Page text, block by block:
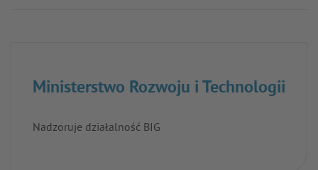
Ministerstwo Rozwoju i Technologii
Nadzoruje działalność BIG